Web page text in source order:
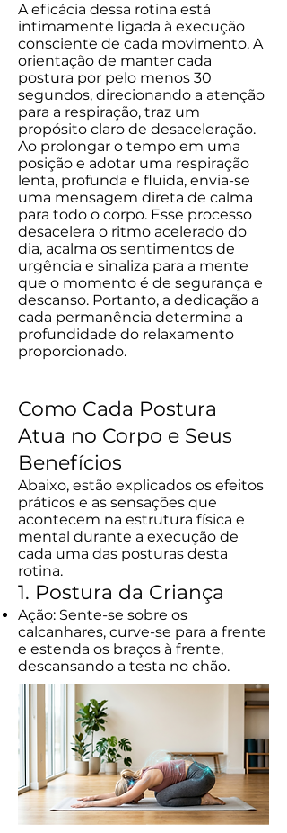
A eficácia dessa rotina está
intimamente ligada à execução
consciente de cada movimento. A
orientação de manter cada
postura por pelo menos 30
segundos, direcionando a atenção
para a respiração, traz um
propósito claro de desaceleração.
Ao prolongar o tempo em uma
posição e adotar uma respiração
lenta, profunda e fluida, envia-se
uma mensagem direta de calma
para todo o corpo. Esse processo
desacelera o ritmo acelerado do
dia, acalma os sentimentos de
urgência e sinaliza para a mente
que o momento é de segurança e
descanso. Portanto, a dedicação a
cada permanência determina a
profundidade do relaxamento
proporcionado.
Como Cada Postura
Atua no Corpo e Seus
Benefícios
Abaixo, estão explicados os efeitos
práticos e as sensações que
acontecem na estrutura física e
mental durante a execução de
cada uma das posturas desta
rotina.
1. Postura da Criança
Ação: Sente-se sobre os
calcanhares, curve-se para a frente
e estenda os braços à frente,
descansando a testa no chão.